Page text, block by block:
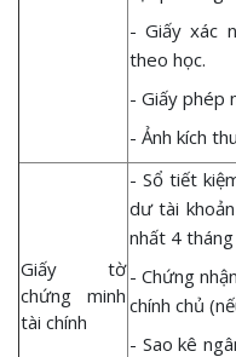
- Giấy xác
theo học.
- Giấy phép
- Ảnh kích
Giấy tờ
chứng minh
tài chính
- Sổ tiết
dư tài
nhất 4
- Chứng
chính chủ
- Sao kê